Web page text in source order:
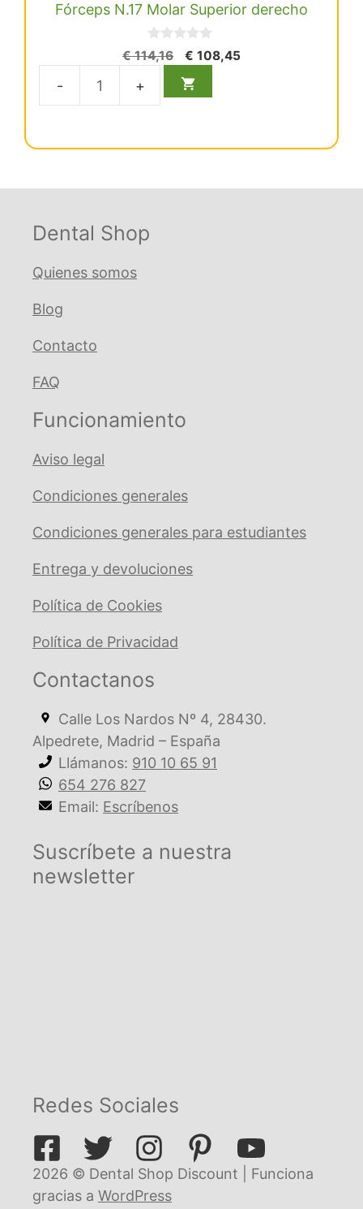
Fórceps N.17 Molar Superior derecho
0
d
€114,16
El
original
€ 108,45El
Fórceps
Dental Shop
Quienes somos
Blog
Contacto
FAQ
Funcionamiento
Aviso legal
Condiciones generales
Condiciones generales para estudiantes
Entrega y devoluciones
Política de Cookies
Política de Privacidad
Contactanos
Calle Los Nardos Nº 4, 28430.
Alpedrete, Madrid – España
Llámanos: 910 10 65 91
654 276 827
Email: Escríbenos
Suscríbete a nuestra
newsletter
Redes Sociales
2026 © Dental Shop Discount | Funciona
gracias a WordPress